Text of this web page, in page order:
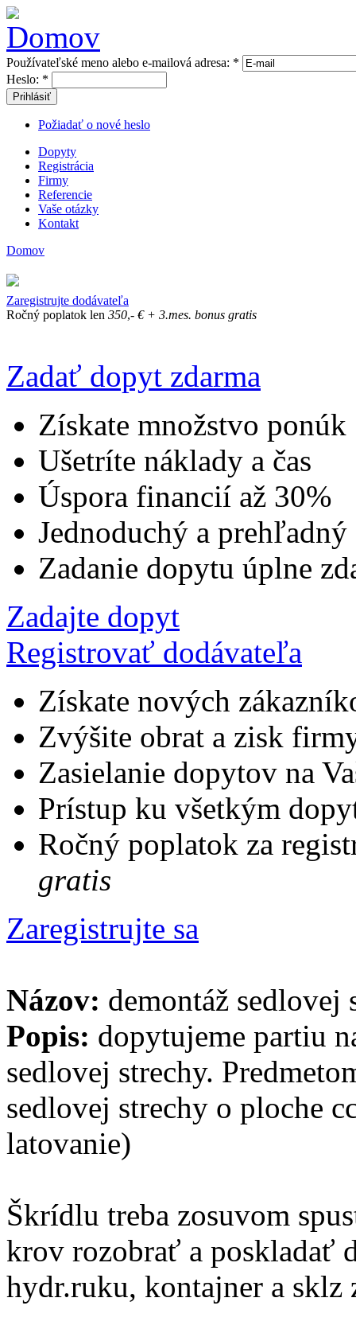
Používateľské meno alebo e-mailová adresa: *
Heslo: *
Prihlásiť
Požiadať o nové heslo
Dopyty
Registrácia
Firmy
Referencie
Vaše otázky
Kontakt
Domov
Zaregistrujte dodávateľa
Ročný poplatok len 350,- € + 3.mes. bonus gratis
Zadať dopyt zdarma
Získate množstvo ponúk
Ušetríte náklady a čas
Úspora financií až 30%
Jednoduchý a prehľadný
Zadanie dopytu úplne
Zadajte dopyt
Registrovať dodávateľa
Získate nových
Zvýšite obrat a zisk
Zasielanie dopytov na
Prístup ku všetkým
Ročný poplatok za
gratis
Zaregistrujte sa
Názov: demontáž sedlovej
Popis: dopytujeme partiu
sedlovej strechy.
sedlovej strechy o ploche
latovanie)
Škrídlu treba zosuvom
krov rozobrať a poskladať
hydr.ruku, kontajner a sklz